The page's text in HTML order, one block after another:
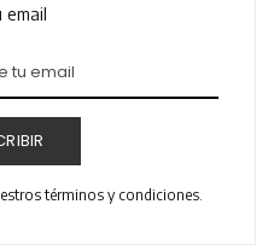
email
términos y condiciones.